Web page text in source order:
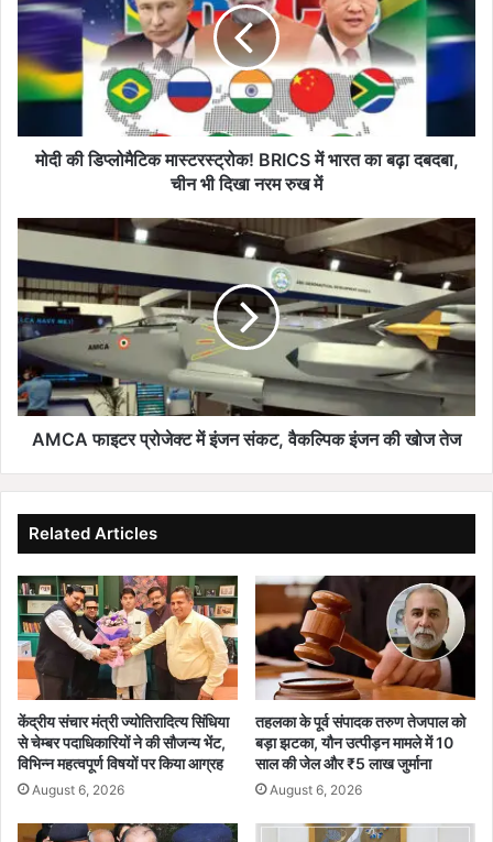
डि
मै
टि
मा
क
B
R
I
C
S
में
भा
द
ब
द
बा
,
ची
भी
दि
खा
न
म
मोदी की डिप्लोमैटिक मास्टरस्ट्रोक! BRICS में भारत का बढ़ा दबदबा,
चीन भी दिखा नरम रुख में
A
C
A
फा
इ
ट
र
प्रो
न
सं
क
ट
,
ल्पि
क
इं
ज
AMCA फाइटर प्रोजेक्ट में इंजन संकट, वैकल्पिक इंजन की खोज तेज
Related Articles
केंद्रीय संचार मंत्री ज्योतिरादित्य सिंधिया
से चेम्बर पदाधिकारियों ने की सौजन्य भेंट,
विभिन्न महत्वपूर्ण विषयों पर किया आग्रह
August 6, 2026
तहलका के पूर्व संपादक तरुण तेजपाल को
बड़ा झटका, यौन उत्पीड़न मामले में 10
साल की जेल और ₹5 लाख जुर्माना
August 6, 2026